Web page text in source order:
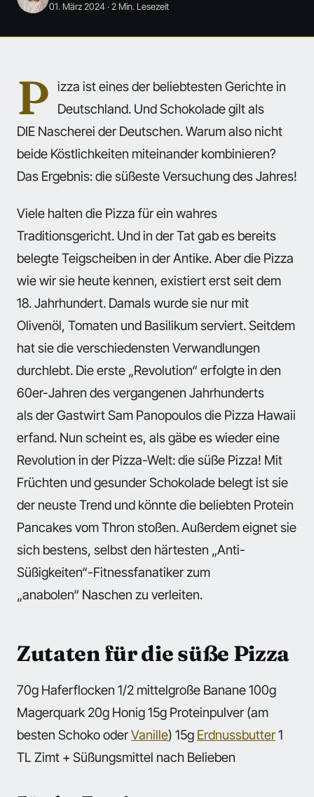
01. März 2024· 2 Min. Lesezeit
P izza ist eines der beliebtesten Gerichte in
Deutschland. Und Schokolade gilt als
DIE Nascherei der Deutschen. Warum also nicht
beide Köstlichkeiten miteinander kombinieren?
Das Ergebnis: die süßeste Versuchung des Jahres!
Viele halten die Pizza für ein wahres
Traditionsgericht. Und in der Tat gab es bereits
belegte Teigscheiben in der Antike. Aber die Pizza
wie wir sie heute kennen, existiert erst seit dem
18. Jahrhundert. Damals wurde sie nur mit
Olivenöl, Tomaten und Basilikum serviert. Seitdem
hat sie die verschiedensten Verwandlungen
durchlebt. Die erste „Revolution“ erfolgte in den
60er-Jahren des vergangenen Jahrhunderts
als der Gastwirt Sam Panopoulos die Pizza Hawaii
erfand. Nun scheint es, als gäbe es wieder eine
Revolution in der Pizza-Welt: die süße Pizza! Mit
Früchten und gesunder Schokolade belegt ist sie
der neuste Trend und könnte die beliebten Protein
Pancakes vom Thron stoßen. Außerdem eignet sie
sich bestens, selbst den härtesten „Anti-
Süßigkeiten“-Fitnessfanatiker zum
„anabolen“ Naschen zu verleiten.
Zutaten für die süße Pizza
70g Haferflocken 1/2 mittelgroße Banane 100g
Magerquark 20g Honig 15g Proteinpulver (am
besten Schoko oderVanille) 15g Erdnussbutter1
TL Zimt + Süßungsmittel nach Belieben